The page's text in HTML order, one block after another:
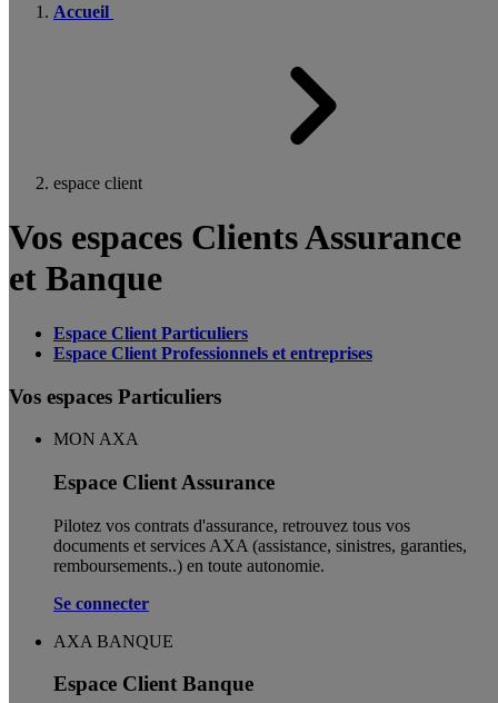
Accueil
espace client
Vos espaces Clients Assurance
et Banque
Espace Client Particuliers
Espace Client Professionnels et entreprises
Vos espaces Particuliers
MON AXA
Espace Client Assurance
Pilotez vos contrats d'assurance, retrouvez tous vos
documents et services AXA (assistance, sinistres, garanties,
remboursements..) en toute autonomie. ​
Se connecter
AXA BANQUE
Espace Client Banque